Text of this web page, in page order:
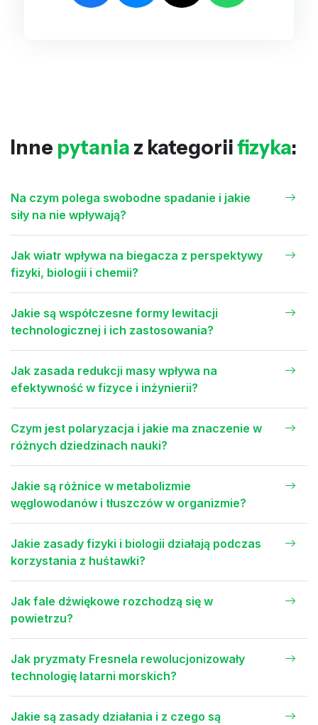
Inne pytania z kategoriifizyka:
Na czym polega swobodne spadanie i jakie
siły na nie wpływają?
Jak wiatr wpływa na biegacza z perspektywy
fizyki, biologii i chemii?
Jakie są współczesne formy lewitacji
technologicznej i ich zastosowania?
Jak zasada redukcji masy wpływa na
efektywność w fizyce i inżynierii?
Czym jest polaryzacja i jakie ma znaczenie w
różnych dziedzinach nauki?
Jakie są różnice w metabolizmie
węglowodanów i tłuszczów w organizmie?
Jakie zasady fizyki i biologii działają podczas
korzystania z huśtawki?
Jak fale dźwiękowe rozchodzą się w
powietrzu?
Jak pryzmaty Fresnela rewolucjonizowały
technologię latarni morskich?
Jakie są zasady działania i z czego są